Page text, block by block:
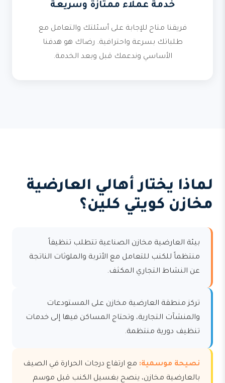
خدمة عملاء ممتازة وسريعة
فريقنا متاح للإجابة على أسئلتك والتعامل مع
طلباتك بسرعة واحترافية. رضاك هو هدفنا
الأساسي وندعمك قبل وبعد الخدمة.
لماذا يختار أهالي العارضية
مخازن كويتي كلين؟
بيئة العارضية مخازن الصناعية تتطلب تنظيفاً
منتظماً للكنب للتعامل مع الأتربة والملوثات الناتجة
عن النشاط التجاري المكثف.
تركز منطقة العارضية مخازن على المستودعات
والمنشآت التجارية، وتحتاج المساكن فيها إلى خدمات
تنظيف دورية منتظمة.
نصيحة موسمية: مع ارتفاع درجات الحرارة في الصيف
بالعارضية مخازن، ينصح بغسيل الكنب قبل موسم